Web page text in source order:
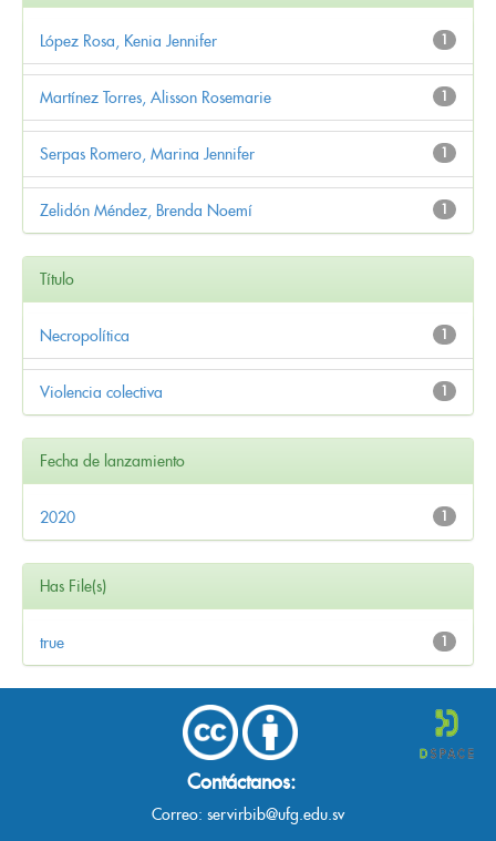
1
López Rosa, Kenia Jennifer
1
Martínez Torres, Alisson Rosemarie
1
Serpas Romero, Marina Jennifer
1
Zelidón Méndez, Brenda Noemí
Título
1
Necropolítica
1
Violencia colectiva
Fecha de lanzamiento
1
2020
Has File(s)
1
true
Contáctanos:
Correo: servirbib@ufg.edu.sv